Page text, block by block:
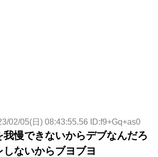
02/05(日) 08:43:55.56 ID:f9+Gq+as0
我慢できないからデブなんだろ
しないからブヨブヨ